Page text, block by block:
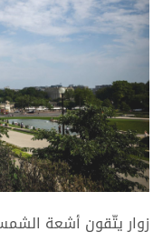
زوار يتّقون أشعة